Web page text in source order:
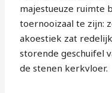
majestueuze ruimte
toernooizaal te zijn:
akoestiek zat
storende geschuifel
de stenen kerkvloer.